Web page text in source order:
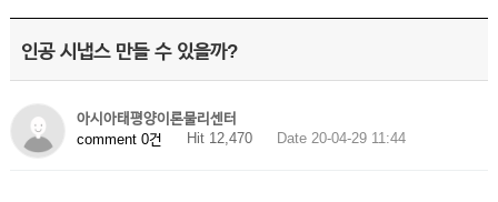
인공 시냅스 만들 수 있을까?
아시아태평양이론물리센터
comment 0건
Hit 12,470 Date 20-04-29 11:44